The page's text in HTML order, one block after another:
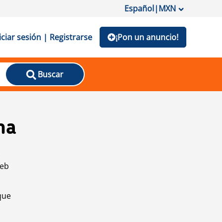
Español|MXN
sesión | Registrarse ¡Pon un anuncio!
Buscar